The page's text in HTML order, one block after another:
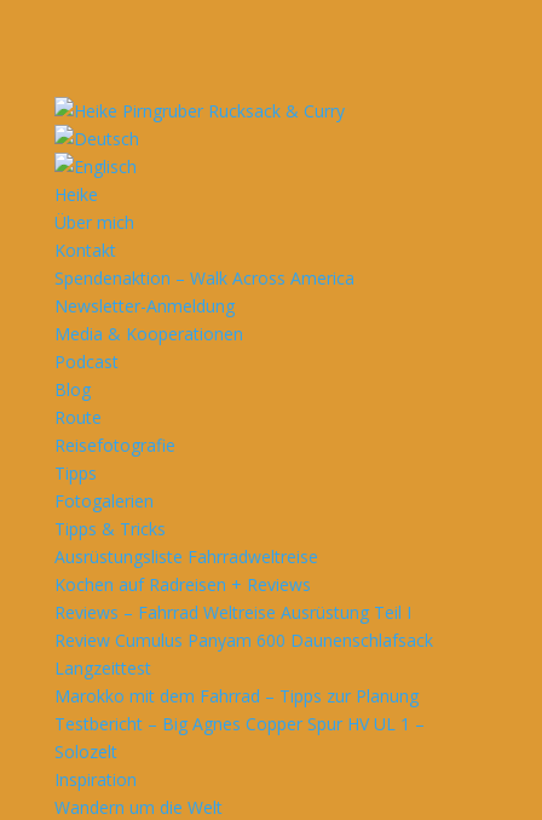
Heike
Über mich
Kontakt
Spendenaktion – Walk Across America
Newsletter-Anmeldung
Media & Kooperationen
Podcast
Blog
Route
Reisefotografie
Tipps
Fotogalerien
Tipps & Tricks
Ausrüstungsliste Fahrradweltreise
Kochen auf Radreisen + Reviews
Reviews – Fahrrad Weltreise Ausrüstung Teil I
Review Cumulus Panyam 600 Daunenschlafsack
Langzeittest
Marokko mit dem Fahrrad – Tipps zur Planung
Testbericht – Big Agnes Copper Spur HV UL 1 –
Solozelt
Inspiration
Wandern um die Welt